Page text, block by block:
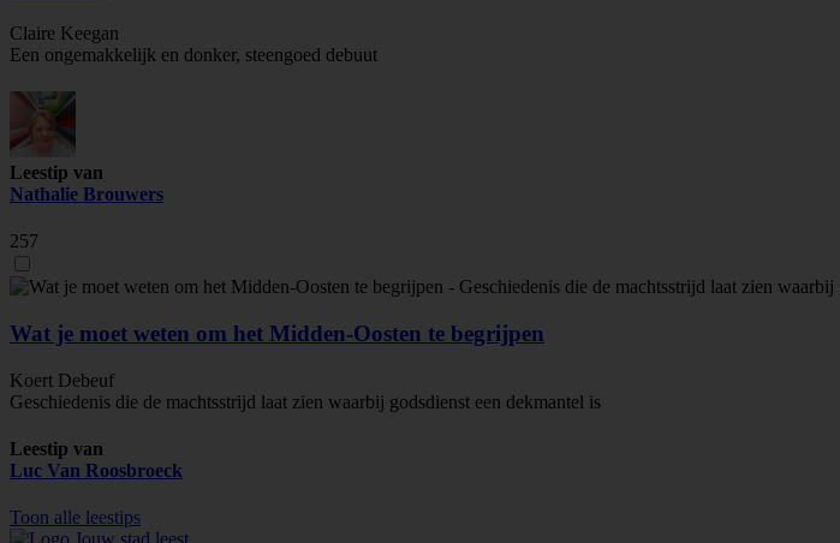
Claire Keegan
Een ongemakkelijk en donker, steengoed debuut
Leestip van
Nathalie Brouwers
257
Wat je moet weten om het Midden-Oosten te begrijpen
Koert Debeuf
Geschiedenis die de machtsstrijd laat zien waarbij godsdienst een dekmantel is
Leestip van
Luc Van Roosbroeck
Toon alle leestips